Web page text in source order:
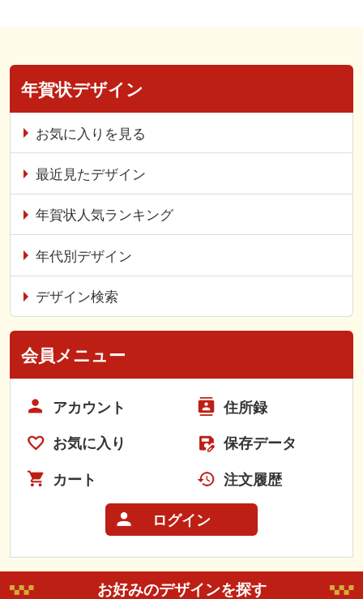
年賀状デザイン
お気に入りを見る
最近見たデザイン
年賀状人気ランキング
年代別デザイン
デザイン検索
会員メニュー
アカウント 住所録
お気に入り 保存データ
カート 注文履歴
ログイン
お好みのデザインを探す